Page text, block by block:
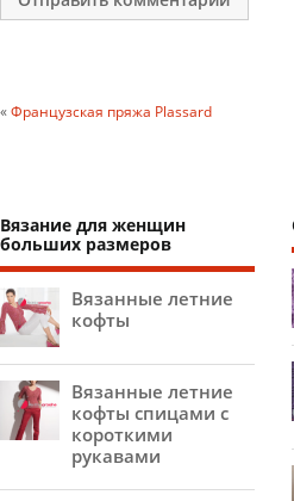
«Французская пряжа Plassard
Вязание для женщин
больших размеров
Вязанные летние
кофты
Вязанные летние
кофты спицами с
короткими
рукавами